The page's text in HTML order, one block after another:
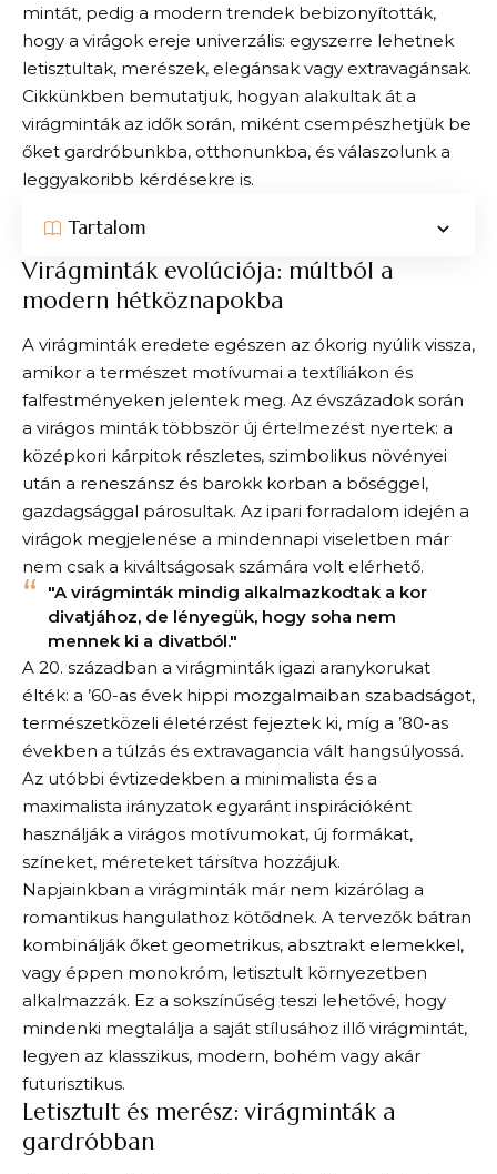
mintát, pedig a modern trendek bebizonyították,
hogy a virágok ereje univerzális: egyszerre lehetnek
letisztultak, merészek, elegánsak vagy extravagánsak.
Cikkünkben bemutatjuk, hogyan alakultak át a
virágminták az idők során, miként csempészhetjük be
őket gardróbunkba, otthonunkba, és válaszolunk a
leggyakoribb kérdésekre is.
Tartalom
Virágminták evolúciója: múltból a
modern hétköznapokba
A virágminták eredete egészen az ókorig nyúlik vissza,
amikor a természet motívumai a textíliákon és
falfestményeken jelentek meg. Az évszázadok során
a virágos minták többször új értelmezést nyertek: a
középkori kárpitok részletes, szimbolikus növényei
után a reneszánsz és barokk korban a bőséggel,
gazdagsággal párosultak. Az ipari forradalom idején a
virágok megjelenése a mindennapi viseletben már
nem csak a kiváltságosak számára volt elérhető.
"A virágminták mindig alkalmazkodtak a kor
divatjához, de lényegük, hogy soha nem
mennek ki a divatból."
A 20. században a virágminták igazi aranykorukat
élték: a ’60-as évek hippi mozgalmaiban szabadságot,
természetközeli életérzést fejeztek ki, míg a ’80-as
években a túlzás és extravagancia vált hangsúlyossá.
Az utóbbi évtizedekben a minimalista és a
maximalista irányzatok egyaránt inspirációként
használják a virágos motívumokat, új formákat,
színeket, méreteket társítva hozzájuk.
Napjainkban a virágminták már nem kizárólag a
romantikus hangulathoz kötődnek. A tervezők bátran
kombinálják őket geometrikus, absztrakt elemekkel,
vagy éppen monokróm, letisztult környezetben
alkalmazzák. Ez a sokszínűség teszi lehetővé, hogy
mindenki megtalálja a saját stílusához illő virágmintát,
legyen az klasszikus, modern, bohém vagy akár
futurisztikus.
Letisztult és merész: virágminták a
gardróbban